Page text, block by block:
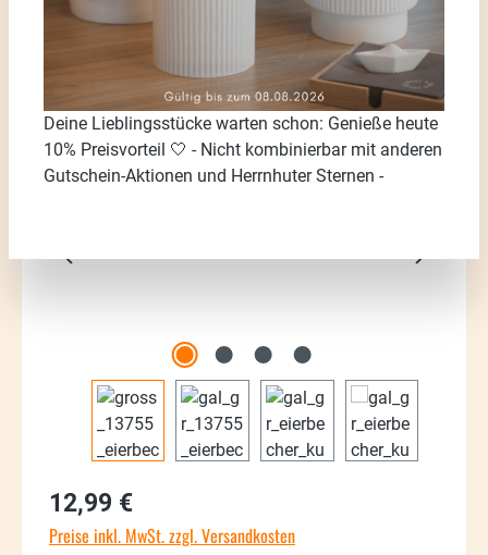
Bildergalerie überspringen
Regulärer Preis:
12,99 €
Preise inkl. MwSt. zzgl. Versandkosten
Deine Lieblingsstücke warten schon: Genieße heute
10% Preisvorteil 🤍 - Nicht kombinierbar mit anderen
Gutschein-Aktionen und Herrnhuter Sternen -